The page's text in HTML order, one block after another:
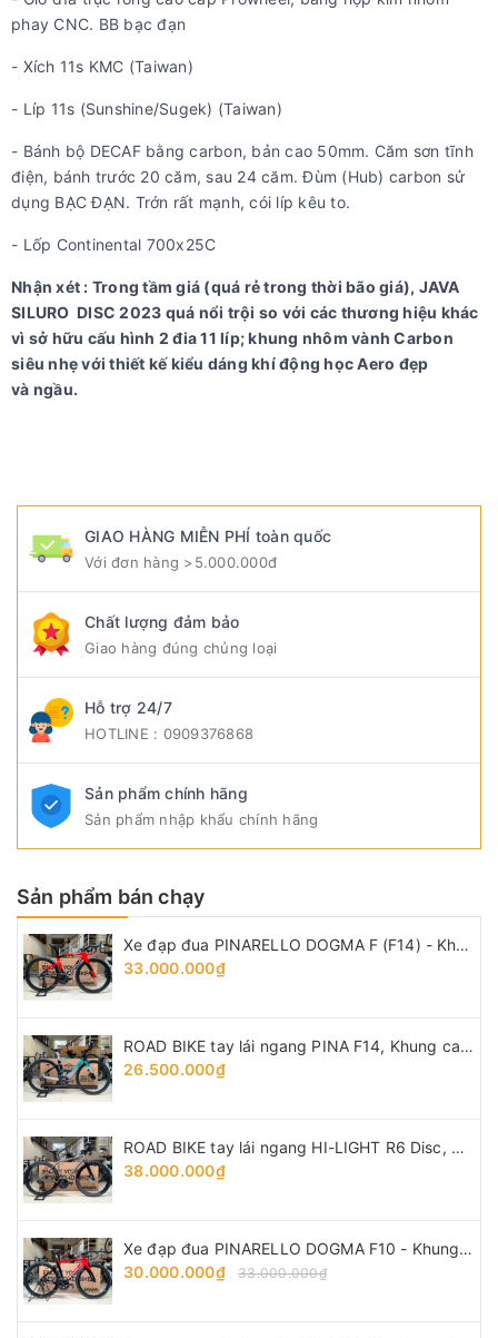
phay CNC. BB bạc đạn
- Xích 11s KMC (Taiwan)
- Líp 11s (Sunshine/Sugek) (Taiwan)
- Bánh bộ DECAF bằng carbon, bản cao 50mm. Căm sơn tĩnh
điện, bánh trước 20 căm, sau 24 căm. Đùm (Hub) carbon sử
dụng BẠC ĐẠN. Trớn rất mạnh, cói líp kêu to.
- Lốp Continental 700x25C
Nhận xét : Trong tầm giá (quá rẻ trong thời bão giá), JAVA
SILURO DISC 2023 quá nổi trội so với các thương hiệu khác
vì sở hữu cấu hình 2 đia 11 líp; khung nhôm vành Carbon
siêu nhẹ với thiết kế kiểu dáng khí động học Aero đẹp
và ngầu.
GIAO HÀNG MIỄN PHÍ toàn quốc
Với đơn hàng >5.000.000đ
Chất lượng đảm bảo
Giao hàng đúng chủng loại
Hỗ trợ 24/7
HOTLINE : 0909376868
Sản phẩm chính hãng
Sản phẩm nhập khẩu chính hãng
Sản phẩm bán chạy
Xe đạp đua PINARELLO DOGMA F (F14) - Khung, vành Full Carbon, Full group Shimano 105 R7120 thắng đĩa dầu. Màu Đen/Đỏ
33.000.000₫
ROAD BIKE tay lái ngang PINA F14, Khung carbon - vành nhôm, groupsets Shimano 105. Thắng đĩa dầu
26.500.000₫
ROAD BIKE tay lái ngang HI-LIGHT R6 Disc, Khung TITANIUM - vành Carbon, groupsets Shimano 105 R7000 thắng dĩa dầu
38.000.000₫
Xe đạp đua PINARELLO DOGMA F10 - Khung, vành Full Carbon, Full group Shimano 105 R7000. Màu Đen/Đỏ
30.000.000₫
33.000.000₫